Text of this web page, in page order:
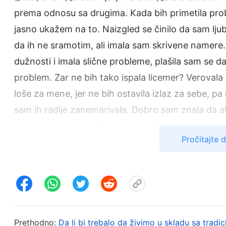
prema odnosu sa drugima. Kada bih primetila
jasno ukažem na to. Naizgled se činilo da sam
da ih ne sramotim, ali imala sam skrivene
dužnosti i imala slične probleme, plašila sam se
problem. Zar ne bih tako ispala licemer?
loše za mene, jer ne bih ostavila izlaz za sebe,
sam ih radije zanemarivala. Dobro sam znala da
čak izazvati velika prekidanja i ometanja. Budući
razotkrijem, detaljno analiziram i orežem. Ali da
svaku volju da primenjujem istinu. Spolja se
zaštitim sebe i da sprečim druge da pominju
nikada ne bih shvatila da neukazivanje na tuđe
Pročitajte
Prethodno: Da li bi trebalo da živimo u skladu sa